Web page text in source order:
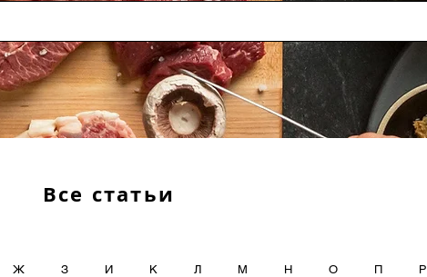
Все статьи
Ж З И К Л М Н О П Р